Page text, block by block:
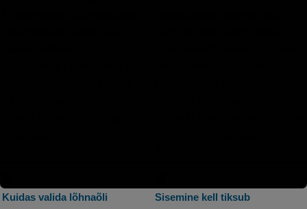
Kuidas valida lõhnaõli Sisemine kell tiksub